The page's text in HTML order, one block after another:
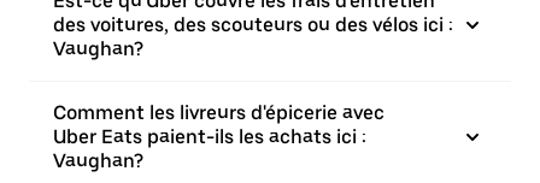
des voitures, des scouteurs ou des vélos ici :
Vaughan?
Comment les livreurs d'épicerie avec
Uber Eats paient-ils les achats ici :
Vaughan?